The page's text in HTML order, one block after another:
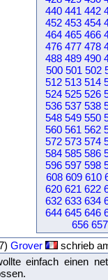
440 441 442
452 453 454
464 465 466
476 477 478
488 489 490
500 501 502
512 513 514
524 525 526
536 537 538
548 549 550
560 561 562
572 573 574
584 585 586
596 597 598
608 609 610
620 621 622
632 633 634
644 645 646
656 657
Grover
schrieb
einfach einen